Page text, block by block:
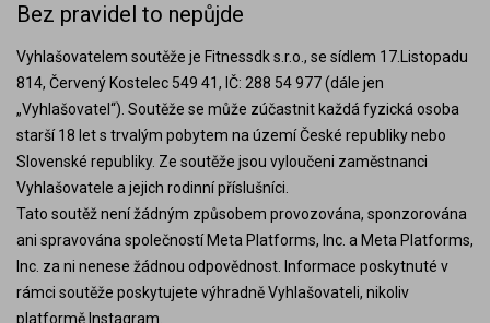
Bez pravidel to nepůjde
Vyhlašovatelem soutěže je Fitnessdk s.r.o., se sídlem 17.Listopadu
814, Červený Kostelec 549 41, IČ: 288 54 977 (dále jen
„Vyhlašovatel“). Soutěže se může zúčastnit každá fyzická osoba
starší 18 let s trvalým pobytem na území České republiky nebo
Slovenské republiky. Ze soutěže jsou vyloučeni zaměstnanci
Vyhlašovatele a jejich rodinní příslušníci.
Tato soutěž není žádným způsobem provozována, sponzorována
ani spravována společností Meta Platforms, Inc. a Meta Platforms,
Inc. za ni nenese žádnou odpovědnost. Informace poskytnuté v
rámci soutěže poskytujete výhradně Vyhlašovateli, nikoliv
platformě Instagram.